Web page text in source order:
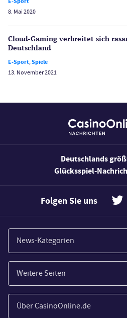
Wetten
Wirtschaft
Bonus Ohne Einzahlung
8. Mai 2020
Cloud-Gaming verbreitet sich
Deutschland
E-Sport,Spiele
13. November 2021
Deutschlands
Glücksspiel-
Folgen Sie uns
News-Kategorien
Casinos
Wirtschaft
Spiele
Weitere Seiten
Paypal Casinos
Über CasinoOnline.de